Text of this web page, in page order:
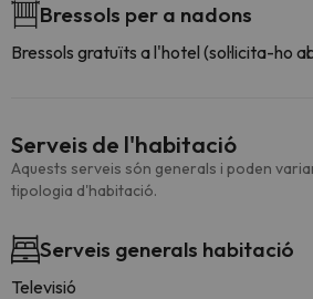
Bressols per a nadons
Bressols gratuïts a l'hotel (sol·licita-ho
Serveis de l'habitació
Aquests serveis són generals i poden
tipologia d'habitació.
Serveis generals habitació
Televisió